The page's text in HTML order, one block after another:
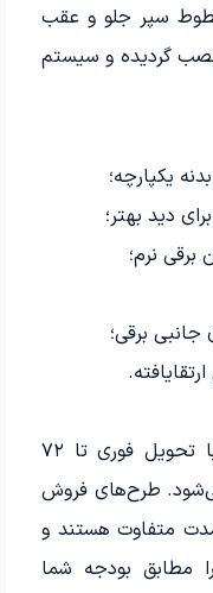
سپر جلو و عقب
نصب گردیده و سیستم
یکپارچه؛
برقی؛
، ساینا S اقساطی با تحویل فوری تا ۷۲
می‌شود. طرح‌های فروش
متفاوت هستند و
مطابق بودجه شما